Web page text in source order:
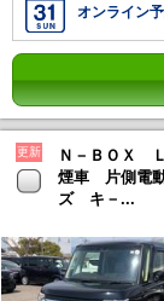
オンライン
更新
Ｎ－ＢＯＸ
煙車 片側電
ズ キ－...